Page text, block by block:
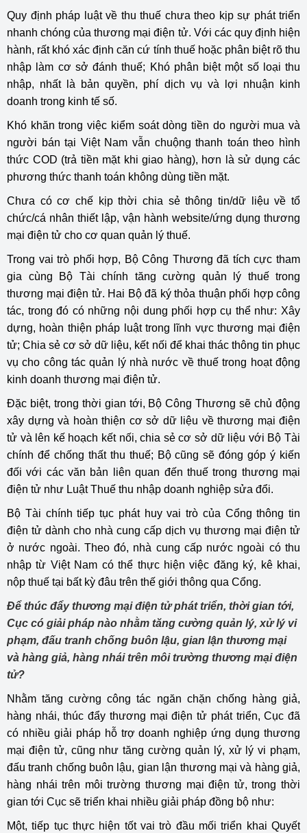
Quy định pháp luật về thu thuế chưa theo kịp sự phát triển
nhanh chóng của thương mại điện tử. Với các quy định hiện
hành, rất khó xác định căn cứ tính thuế hoặc phân biệt rõ thu
nhập làm cơ sở đánh thuế; Khó phân biệt một số loại thu
nhập, nhất là bản quyền, phí dịch vụ và lợi nhuận kinh
doanh trong kinh tế số.
Khó khăn trong việc kiểm soát dòng tiền do người mua và
người bán tại Việt Nam vẫn chuộng thanh toán theo hình
thức COD (trả tiền mặt khi giao hàng), hơn là sử dụng các
phương thức thanh toán không dùng tiền mặt.
Chưa có cơ chế kịp thời chia sẻ thông tin/dữ liệu về tổ
chức/cá nhân thiết lập, vận hành website/ứng dụng thương
mại điện tử cho cơ quan quản lý thuế.
Trong vai trò phối hợp, Bộ Công Thương đã tích cực tham
gia cùng Bộ Tài chính tăng cường quản lý thuế trong
thương mại điện tử. Hai Bộ đã ký thỏa thuận phối hợp công
tác, trong đó có những nội dung phối hợp cụ thể như: Xây
dựng, hoàn thiện pháp luật trong lĩnh vực thương mại điện
tử; Chia sẻ cơ sở dữ liệu, kết nối để khai thác thông tin phục
vụ cho công tác quản lý nhà nước về thuế trong hoạt động
kinh doanh thương mại điện tử.
Đặc biệt, trong thời gian tới, Bộ Công Thương sẽ chủ động
xây dựng và hoàn thiện cơ sở dữ liệu về thương mại điện
tử và lên kế hoạch kết nối, chia sẻ cơ sở dữ liệu với Bộ Tài
chính để chống thất thu thuế; Bộ cũng sẽ đóng góp ý kiến
đối với các văn bản liên quan đến thuế trong thương mại
điện tử như Luật Thuế thu nhập doanh nghiệp sửa đổi.
Bộ Tài chính tiếp tục phát huy vai trò của Cổng thông tin
điện tử dành cho nhà cung cấp dịch vụ thương mại điện tử
ở nước ngoài. Theo đó, nhà cung cấp nước ngoài có thu
nhập từ Việt Nam có thể thực hiện việc đăng ký, kê khai,
nộp thuế tại bất kỳ đâu trên thế giới thông qua Cổng.
Để thúc đẩy thương mại điện tử phát triển, thời gian tới,
Cục có giải pháp nào nhằm tăng cường quản lý, xử lý vi
phạm, đấu tranh chống buôn lậu, gian lận thương mại
và hàng giả, hàng nhái trên môi trường thương mại điện
tử?
Nhằm tăng cường công tác ngăn chặn chống hàng giả,
hàng nhái, thúc đẩy thương mại điện tử phát triển, Cục đã
có nhiều giải pháp hỗ trợ doanh nghiệp ứng dụng thương
mại điện tử, cũng như tăng cường quản lý, xử lý vi phạm,
đấu tranh chống buôn lậu, gian lận thương mại và hàng giả,
hàng nhái trên môi trường thương mại điện tử, trong thời
gian tới Cục sẽ triển khai nhiều giải pháp đồng bộ như:
Một, tiếp tục thực hiện tốt vai trò đầu mối triển khai Quyết